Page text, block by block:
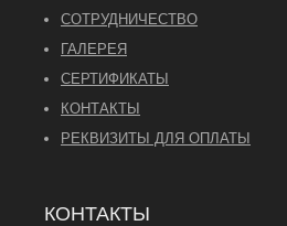
СОТРУДНИЧЕСТВО
ГАЛЕРЕЯ
СЕРТИФИКАТЫ
КОНТАКТЫ
РЕКВИЗИТЫ ДЛЯ ОПЛАТЫ
КОНТАКТЫ